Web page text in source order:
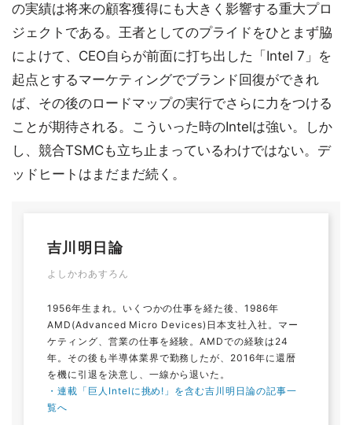
の実績は将来の顧客獲得にも大きく影響する重大プロ
ジェクトである。王者としてのプライドをひとまず脇
によけて、CEO自らが前面に打ち出した「Intel 7」を
起点とするマーケティングでブランド回復ができれ
ば、その後のロードマップの実行でさらに力をつける
ことが期待される。こういった時のIntelは強い。しか
し、競合TSMCも立ち止まっているわけではない。デ
ッドヒートはまだまだ続く。
吉川明日論
よしかわあすろん
1956年生まれ。いくつかの仕事を経た後、1986年
AMD(Advanced Micro Devices)日本支社入社。マー
ケティング、営業の仕事を経験。AMDでの経験は24
年。その後も半導体業界で勤務したが、2016年に還暦
を機に引退を決意し、一線から退いた。
・連載「巨人Intelに挑め!」を含む吉川明日論の記事一
覧へ